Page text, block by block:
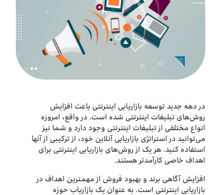
پایگاه دانش
اخبار
بازارگاه ایرانسل
ترابرد به ایرانسل
EN
در دهه جدید توسعه بازاریابی اینترنتی باعث افزایش
روش‌های تبلیغات اینترنتی شده است. در واقع، امروزه
انواع مختلفی از تبلیغات اینترنتی وجود دارد و شما نیز
می‌توانید در استراتژی بازاریابی آنلاین خود، از ترکیبی از آنها
استفاده کنید. هر یک از روش‌های بازاریابی اینترنتی برای
اهداف خاصی کارآمدتر هستند.
افزایش آگاهی برند و بهبود فروش از مهمترین اهداف در
بازاریابی اینترنتی است. به عنوان یک بازاریاب حوزه